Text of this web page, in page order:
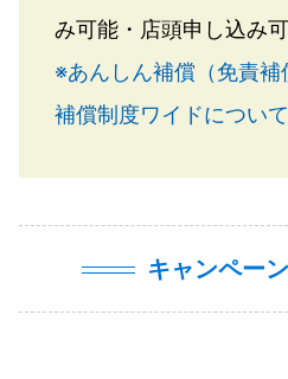
み可能・店頭申し込み
※あんしん補償（免責
補償制度ワイドについ
キャンペー